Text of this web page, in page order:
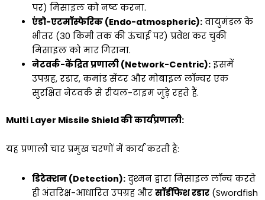
पर) मिसाइल को नष्ट करना.
एंडो-एटमॉस्फेरिक (Endo-atmospheric):वायुमंडल के
भीतर (30 किमी तक की ऊंचाई पर) प्रवेश कर चुकी
मिसाइल को मार गिराना.
नेटवर्क-केंद्रित प्रणाली (Network-Centric):इसमें
उपग्रह, रडार, कमांड सेंटर और मोबाइल लॉन्चर एक
सुरक्षित नेटवर्क से रीयल-टाइम जुड़े रहते हैं.
Multi Layer Missile Shield की कार्यप्रणाली:
यह प्रणाली चार प्रमुख चरणों में कार्य करती है:
डिटेक्शन (Detection):दुश्मन द्वारा मिसाइल लॉन्च करते
ही अंतरिक्ष-आधारित उपग्रह और सॉर्डफिश रडार(Swordfish